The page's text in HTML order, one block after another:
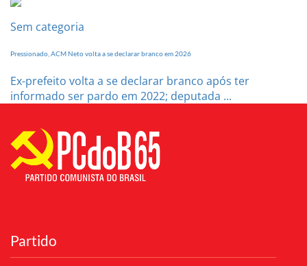
Sem categoria
Pressionado, ACM Neto volta a se declarar branco em 2026
Ex-prefeito volta a se declarar branco após ter
informado ser pardo em 2022; deputada ...
Partido